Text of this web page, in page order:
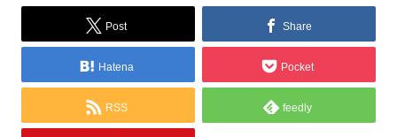
Post Share
Hatena Pocket
RSS feedly